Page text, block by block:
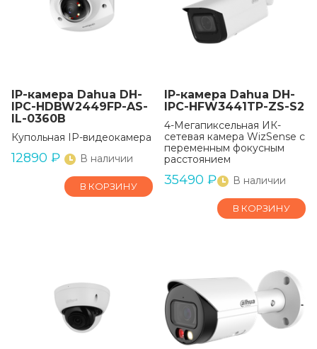
IP-камера Dahua DH-
IPC-HDBW2449FP-AS-
IL-0360B
Купольная IP-видеокамера
12890 ₽ В наличии
В КОРЗИНУ
IP-камера Dahua DH-
IPC-HFW3441TP-ZS-S2
4-Мегапиксельная ИК-
сетевая камера WizSense с
переменным фокусным
расстоянием
35490 ₽ В наличии
В КОРЗИНУ